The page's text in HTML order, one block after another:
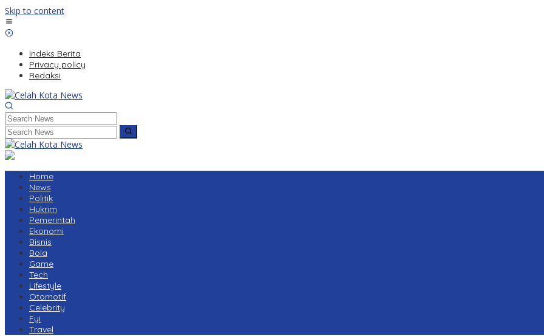
Skip to content
Indeks Berita
Privacy policy
Redaksi
Home
News
Politik
Hukrim
Pemerintah
Ekonomi
Bisnis
Bola
Game
Tech
Lifestyle
Otomotif
Celebrity
Fyi
Travel